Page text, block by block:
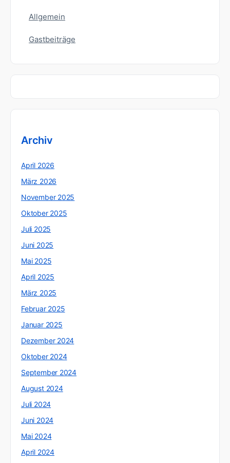
Allgemein
Gastbeiträge
Archiv
April 2026
März 2026
November 2025
Oktober 2025
Juli 2025
Juni 2025
Mai 2025
April 2025
März 2025
Februar 2025
Januar 2025
Dezember 2024
Oktober 2024
September 2024
August 2024
Juli 2024
Juni 2024
Mai 2024
April 2024